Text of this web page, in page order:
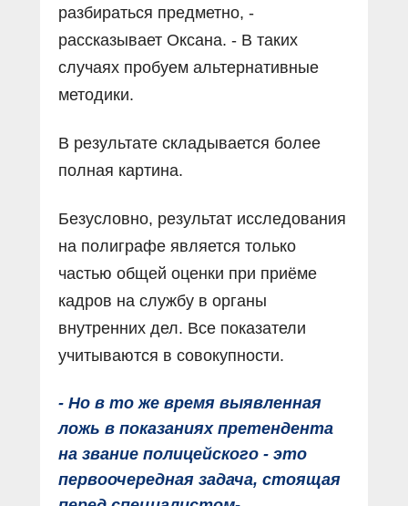
разбираться предметно, -
рассказывает Оксана. - В таких
случаях пробуем альтернативные
методики.
В результате складывается более
полная картина.
Безусловно, результат исследования
на полиграфе является только
частью общей оценки при приёме
кадров на службу в органы
внутренних дел. Все показатели
учитываются в совокупности.
- Но в то же время выявленная
ложь в показаниях претендента
на звание полицейского - это
первоочередная задача, стоящая